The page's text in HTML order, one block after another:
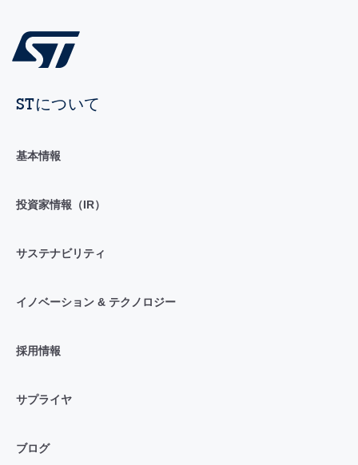
STについて
基本情報
投資家情報（IR）
サステナビリティ
イノベーション & テクノロジー
採用情報
サプライヤ
ブログ